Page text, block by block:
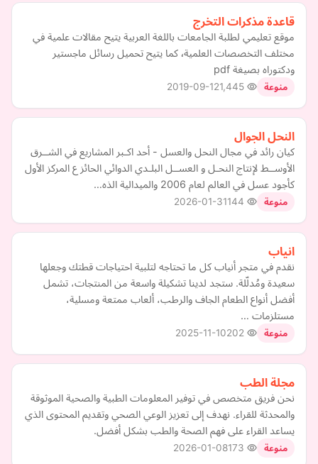
قاعدة مذكرات التخرج
موقع تعليمي لطلبة الجامعات باللغة العربية يتيح مقالات علمية في
مختلف التخصصات العلمية٬ كما يتيح تحميل رسائل ماجستير
ودكتوراه بصيغة pdf
منوعة 2019-09-12
النحل الجوال
كيان رائد في مجال النحل والعسل - أحد اكـبر المشاريع في الشــرق
الأوســط لإنتاج النحـل و العســل البلـدي الدوائي الحائز ع المركز الأول
كأجود عسل في العالم لعام 2006 والميدالية الذه…
منوعة 2026-01-31
انياب
نقدم في متجر أنياب كل ما تحتاجه لتلبية احتياجات قطتك وجعلها
سعيدة ومُدلّلة. ستجد لدينا تشكيلة واسعة من المنتجات، تشمل
أفضل أنواع الطعام الجاف والرطب، ألعاب ممتعة ومسلية،
مستلزمات …
منوعة 2025-11-10
مجلة الطب
نحن فريق متخصص في توفير المعلومات الطبية والصحية الموثوقة
والمحدثة للقراء. نهدف إلى تعزيز الوعي الصحي وتقديم المحتوى الذي
يساعد القراء على فهم الصحة والطب بشكل أفضل.
منوعة 2026-01-08